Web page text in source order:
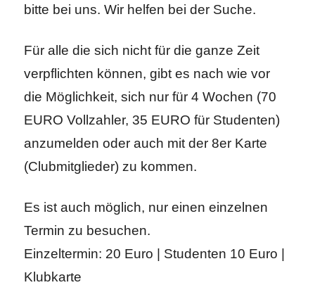
bitte bei uns. Wir helfen bei der Suche.
Für alle die sich nicht für die ganze Zeit
verpflichten können, gibt es nach wie vor
die Möglichkeit, sich nur für 4 Wochen (70
EURO Vollzahler, 35 EURO für Studenten)
anzumelden oder auch mit der 8er Karte
(Clubmitglieder) zu kommen.
Es ist auch möglich, nur einen einzelnen
Termin zu besuchen.
Einzeltermin: 20 Euro | Studenten 10 Euro |
Klubkarte